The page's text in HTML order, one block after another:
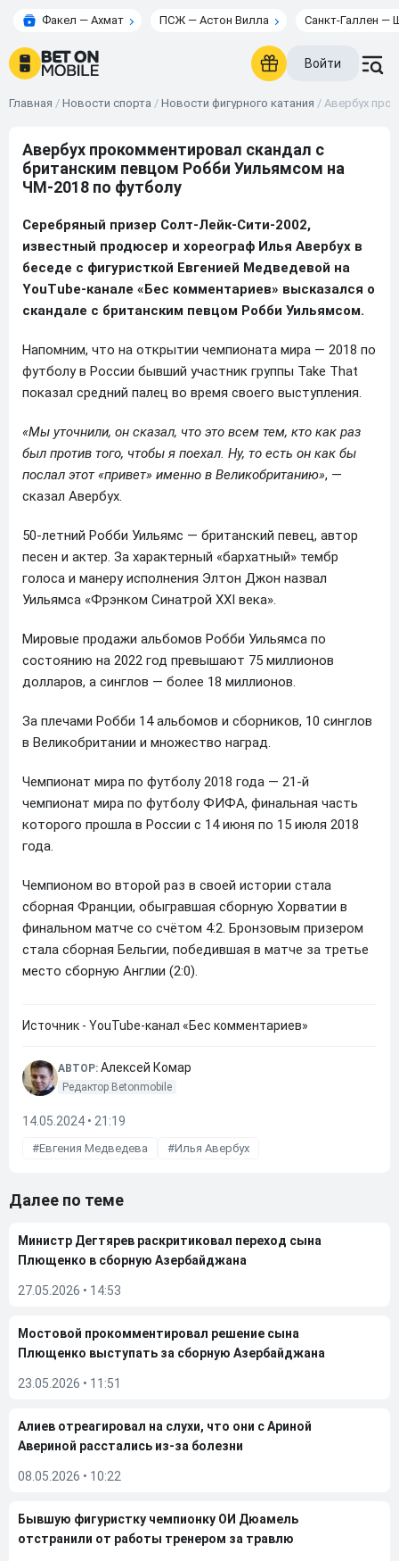
Факел — Ахмат ПСЖ — Астон Вилла Санкт-Галлен —
Войти
Главная / Новости спорта / Новости фигурного катания / Авербух
Авербух прокомментировал скандал с
британским певцом Робби Уильямсом на
ЧМ-2018 по футболу
Серебряный призер Солт-Лейк-Сити-2002,
известный продюсер и хореограф Илья Авербух в
беседе с фигуристкой Евгенией Медведевой на
YouTube-канале «Бес комментариев» высказался о
скандале с британским певцом Робби Уильямсом.
Напомним, что на открытии чемпионата мира — 2018 по
футболу в России бывший участник группы Take That
показал средний палец во время своего выступления.
«Мы уточнили, он сказал, что это всем тем, кто как раз
был против того, чтобы я поехал. Ну, то есть он как бы
послал этот «привет» именно в Великобританию», —
сказал Авербух.
50-летний Робби Уильямс — британский певец, автор
песен и актер. За характерный «бархатный» тембр
голоса и манеру исполнения Элтон Джон назвал
Уильямса «Фрэнком Синатрой XXI века».
Мировые продажи альбомов Робби Уильямса по
состоянию на 2022 год превышают 75 миллионов
долларов, а синглов — более 18 миллионов.
За плечами Робби 14 альбомов и сборников, 10 синглов
в Великобритании и множество наград.
Чемпионат мира по футболу 2018 года — 21-й
чемпионат мира по футболу ФИФА, финальная часть
которого прошла в России с 14 июня по 15 июля 2018
года.
Чемпионом во второй раз в своей истории стала
сборная Франции, обыгравшая сборную Хорватии в
финальном матче со счётом 4:2. Бронзовым призером
стала сборная Бельгии, победившая в матче за третье
место сборную Англии (2:0).
Источник - YouTube-канал «Бес комментариев»
АВТОР: Алексей Комар
Редактор Betonmobile
14.05.2024 • 21:19
Евгения Медведева Илья Авербух
Далее по теме
Министр Дегтярев раскритиковал переход сына
Плющенко в сборную Азербайджана
27.05.2026 • 14:53
Мостовой прокомментировал решение сына
Плющенко выступать за сборную Азербайджана
23.05.2026 • 11:51
Алиев отреагировал на слухи, что они с Ариной
Авериной расстались из-за болезни
08.05.2026 • 10:22
Бывшую фигуристку чемпионку ОИ Дюамель
отстранили от работы тренером за травлю